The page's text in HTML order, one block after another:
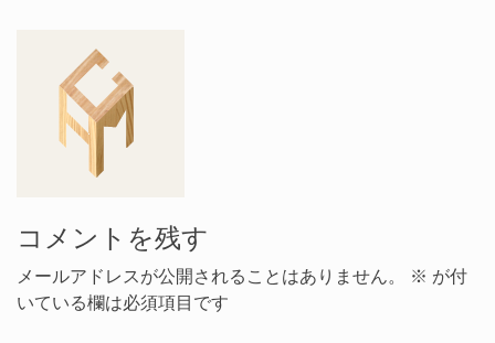
コメントを残す
メールアドレスが公開されることはありません。 ※ が付
いている欄は必須項目です